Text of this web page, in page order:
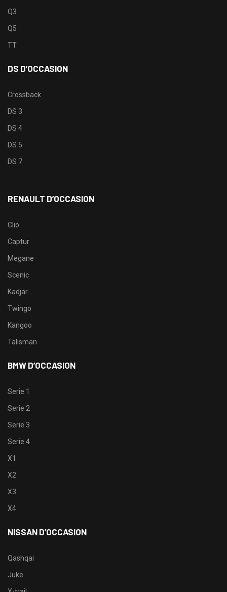
Q3
Q5
TT
DS D’OCCASION
Crossback
DS 3
DS 4
DS 5
DS 7
RENAULT D’OCCASION
Clio
Captur
Megane
Scenic
Kadjar
Twingo
Kangoo
Talisman
BMW D’OCCASION
Serie 1
Serie 2
Serie 3
Serie 4
X1
X2
X3
X4
NISSAN D’OCCASION
Qashqai
Juke